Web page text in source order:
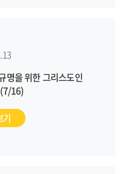
명을 위한 그리스도인
16)
기